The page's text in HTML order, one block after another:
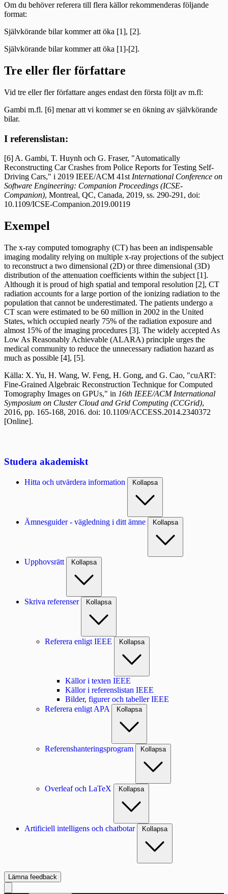
Om du behöver referera till flera källor rekommenderas följande
format:
Självkörande bilar kommer att öka [1], [2].
Självkörande bilar kommer att öka [1]-[2].
Tre eller fler författare
Vid tre eller fler författare anges endast den första följt av m.fl:
Gambi m.fl. [6] menar att vi kommer se en ökning av självkörande
bilar.
I referenslistan:
[6] A. Gambi, T. Huynh och G. Fraser, "Automatically
Reconstructing Car Crashes from Police Reports for Testing Self-
Driving Cars," i 2019 IEEE/ACM 41stInternational Conference on
Software Engineering: Companion Proceedings (ICSE-
Companion), Montreal, QC, Canada, 2019, ss. 290-291, doi:
10.1109/ICSE-Companion.2019.00119
Exempel
The x-ray computed tomography (CT) has been an indispensable
imaging modality relying on multiple x-ray projections of the subject
to reconstruct a two dimensional (2D) or three dimensional (3D)
distribution of the attenuation coefficients within the subject [1].
Although it is proud of high spatial and temporal resolution [2], CT
radiation accounts for a large portion of the ionizing radiation to the
population that cannot be underestimated. The patients undergo a
CT scan were estimated to be 60 million in 2002 in the United
States, which occupied nearly 75% of the radiation exposure and
almost 15% of the imaging procedures [3]. The widely accepted As
Low As Reasonably Achievable (ALARA) principle urges the
medical community to reduce the unnecessary radiation hazard as
much as possible [4], [5].
Källa: X. Yu, H. Wang, W. Feng, H. Gong, and G. Cao, "cuART:
Fine-Grained Algebraic Reconstruction Technique for Computed
Tomography Images on GPUs," in 16th IEEE/ACM International
Symposium on Cluster Cloud and Grid Computing (CCGrid),
2016, pp. 165-168, 2016. doi: 10.1109/ACCESS.2014.2340372
[Online].
Studera akademiskt
Hitta och utvärdera information Kollapsa
Ämnesguider - vägledning i ditt ämne Kollapsa
Upphovsrätt Kollapsa
Skriva referenser Kollapsa
Referera enligt IEEE Kollapsa
Källor i texten IEEE
Källor i referenslistan IEEE
Bilder, figurer och tabeller IEEE
Referera enligt APA
Kollapsa
Referenshanteringsprogram Kollapsa
Overleaf och LaTeX Kollapsa
Artificiell intelligens och chatbotar Kollapsa
Lämna feedback